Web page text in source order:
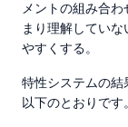
メントの組み合
まり理解してい
やすくする。
特性システムの結
以下のとおりです。